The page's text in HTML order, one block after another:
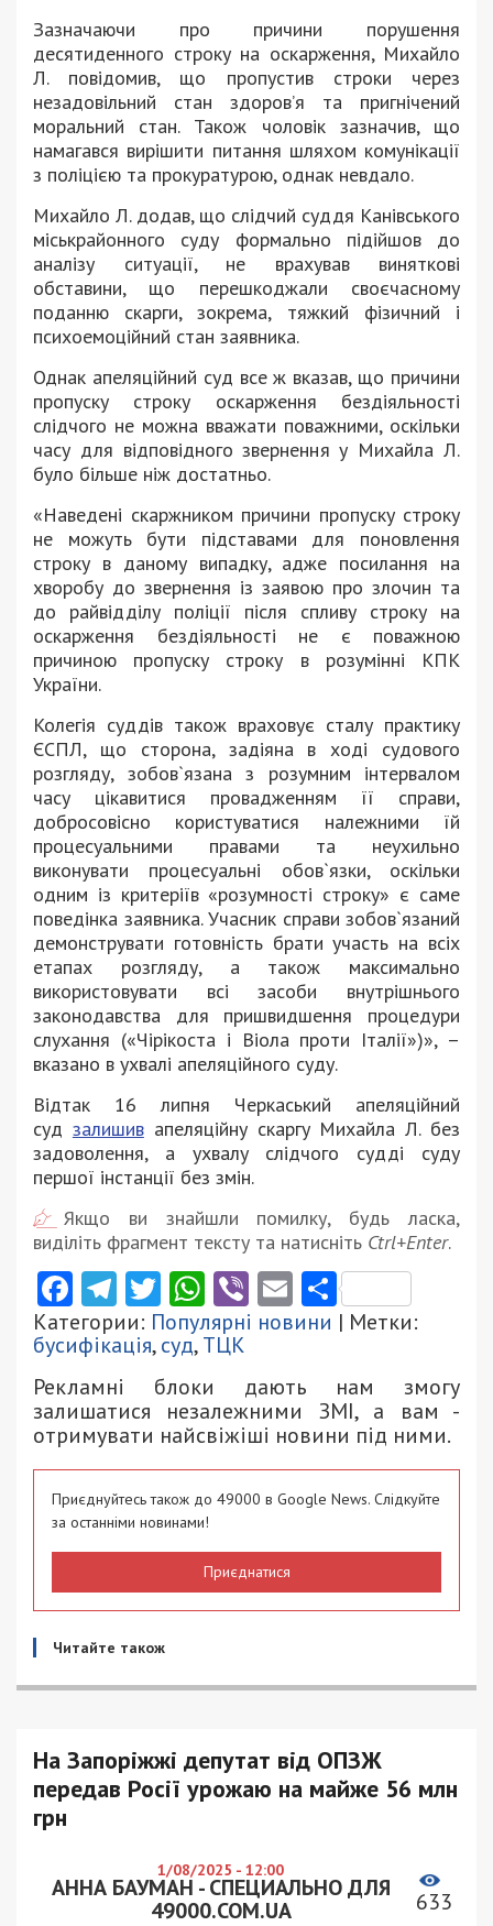
Зазначаючи про причини порушення
десятиденного строку на оскарження, Михайло
Л. повідомив, що пропустив строки через
незадовільний стан здоров’я та пригнічений
моральний стан. Також чоловік зазначив, що
намагався вирішити питання шляхом комунікації
з поліцією та прокуратурою, однак невдало.
Михайло Л. додав, що слідчий суддя Канівського
міськрайонного суду формально підійшов до
аналізу ситуації, не врахував виняткові
обставини, що перешкоджали своєчасному
поданню скарги, зокрема, тяжкий фізичний і
психоемоційний стан заявника.
Однак апеляційний суд все ж вказав, що причини
пропуску строку оскарження бездіяльності
слідчого не можна вважати поважними, оскільки
часу для відповідного звернення у Михайла Л.
було більше ніж достатньо.
«Наведені скаржником причини пропуску строку
не можуть бути підставами для поновлення
строку в даному випадку, адже посилання на
хворобу до звернення із заявою про злочин та
до райвідділу поліції після спливу строку на
оскарження бездіяльності не є поважною
причиною пропуску строку в розумінні КПК
України.
Колегія суддів також враховує сталу практику
ЄСПЛ, що сторона, задіяна в ході судового
розгляду, зобов`язана з розумним інтервалом
часу цікавитися провадженням її справи,
добросовісно користуватися належними їй
процесуальними правами та неухильно
виконувати процесуальні обов`язки, оскільки
одним із критеріїв «розумності строку» є саме
поведінка заявника. Учасник справи зобов`язаний
демонструвати готовність брати участь на всіх
етапах розгляду, а також максимально
використовувати всі засоби внутрішнього
законодавства для пришвидшення процедури
слухання («Чірікоста і Віола проти Італії»)», –
вказано в ухвалі апеляційного суду.
Відтак 16 липня Черкаський апеляційний
суд залишивапеляційну скаргу Михайла Л. без
задоволення, а ухвалу слідчого судді суду
першої інстанції без змін.
Якщо ви знайшли помилку, будь ласка,
виділіть фрагмент тексту та натисніть Ctrl+Enter.
Facebook
Telegram
Twitter
WhatsApp
ViberEmail
Категории: Популярні новини | Метки:
бусифікація,суд,ТЦК
Рекламні блоки дають нам змогу
залишатися незалежними ЗМІ, а вам -
отримувати найсвіжіші новини під ними.
Приєднуйтесь також до 49000 в Google News. Слідкуйте
за останніми новинами!
Приєднатися
Читайте також
На Запоріжжі депутат від ОПЗЖ
передав Росії урожаю на майже 56 млн
грн
1/08/2025 - 12:00
АННА БАУМАН - СПЕЦИАЛЬНО ДЛЯ
49000.COM.UA
633